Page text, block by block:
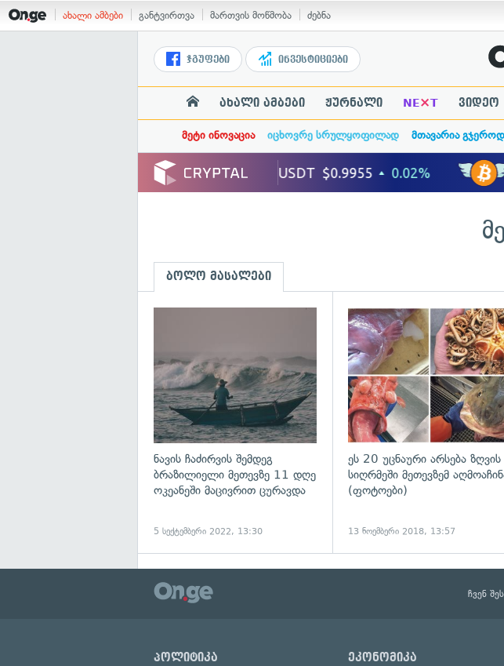
ახალი ამბები განტვირთვა მართვის მოწმობა ძებნა
ჯგუფები ინვესტიციები
ახალი ამბები ჟურნალი NE×T ვიდეო
მეტი ინოვაცია იცხოვრე სრულყოფილად მთავარია
ბოლო მასალები
გადახედვა
ნავის ჩაძირვის შემდეგ
ბრაზილიელი მეთევზე 11 დღე
ოკეანეში მაცივრით ცურავდა
5 სექტემბერი 2022, 13:30
ეს 20 უცნაური არსება ზღვის
სიღრმეში მეთევზემ
(ფოტოები)
13 ნოემბერი 2018, 13:57
ჩვენ
პოლიტიკა ეკონომიკა